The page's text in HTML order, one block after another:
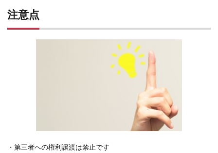
注意点
・ 第三者への権利譲渡は禁止です